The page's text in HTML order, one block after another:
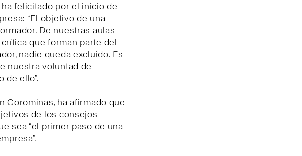
ha felicitado por el inicio de
“El objetivo de una
De nuestras aulas
que forman parte del
nadie queda excluido. Es
nuestra voluntad de
de ello”.
Corominas, ha afirmado que
de los consejos
sea “el primer paso de una